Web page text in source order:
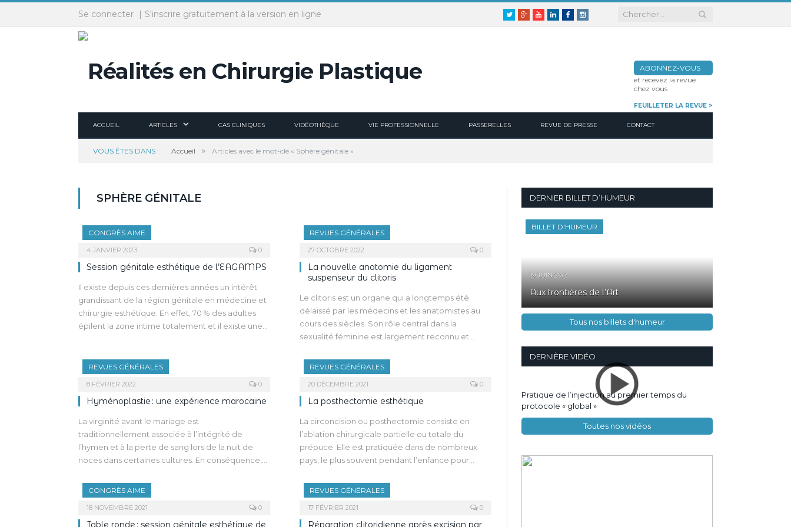
Panneau de gestion des cookies
TwitterGoogle+YoutubeLinkedinFacebookInstagram
Se connecter S'inscrire gratuitement à la version en ligne
ABONNEZ-VOUS
et recevez la revue
chez vous
FEUILLETER LA REVUE >
ACCUEIL ARTICLES CAS CLINIQUES VIDÉOTHÈQUE VIE PROFESSIONNELLE PASSERELLES REVUE DE PRESSE CONTACT
VOUS ÊTES DANS : Accueil » Articles avec le mot-clé « Sphère génitale »
SPHÈRE GÉNITALE
CONGRÈS AIME
4 JANVIER 2023 0
Session génitale esthétique de l’EAGAMPS
Il existe depuis ces dernières années un intérêt
grandissant de la région génitale en médecine et
chirurgie esthétique. En effet, 70 % des adultes
épilent la zone intime totalement et il existe une
avec une répercussion sur la demande de
certains influenceurs. Ce phénomène concerne
une femme sur trois, très jeune ou plus âgée, et
des hommes de plus en plus demandeurs.
REVUES GÉNÉRALES
27 OCTOBRE 2022 0
La nouvelle anatomie du ligament
suspenseur du clitoris
Le clitoris est un organe qui a longtemps été
délaissé par les médecins et les anatomistes au
cours des siècles. Son rôle central dans la
sexualité féminine est largement reconnu et
traitant spécifiquement du ligament suspenseur
du clitoris. Dans la plupart des livres d’anatomie et
des représentations anatomiques, la forme du
ligament suspenseur est fausse alors que c’est un
interventions chirurgicales.
Chez l’ensemble des sujets étudiés, le ligament
suspenseur comportait trois faisceaux distincts.
L’étude histologique a mis en évidence que ce
anatomiquement et histologiquement distinctes.
REVUES GÉNÉRALES
8 FÉVRIER 2022 0
Hyménoplastie : une expérience marocaine
La virginité avant le mariage est
traditionnellement associée à l’intégrité de
l’hymen et à la perte de sang lors de la nuit de
noces dans certaines cultures. En conséquence,
morale.
L’hyménoplastie est une procédure qui tente de
réparer l’hymen de façon définitive,
l’hyménorraphie de façon provisoire. Dans notre
REVUES GÉNÉRALES
20 DÉCEMBRE 2021 0
La posthectomie esthétique
La circoncision ou posthectomie consiste en
l’ablation chirurgicale partielle ou totale du
prépuce. Elle est pratiquée dans de nombreux
pays, le plus souvent pendant l’enfance pour
religieuses et hygiéniques, car l’ablation du
prépuce permettrait d’éviter la stagnation de
sécrétions et de bactéries au niveau du sillon
balano-préputial, diminuant ainsi
CONGRÈS AIME
18 NOVEMBRE 2021 0
Table ronde : session génitale esthétique de
REVUES GÉNÉRALES
17 FÉVRIER 2021 0
Réparation clitoridienne après excision par
DERNIER BILLET D’HUMEUR
BILLET D'HUMEUR
19 JUIN 2017
Aux frontières de l’Art
Tous nos billets d'humeur
DERNIÈRE VIDÉO
Pratique de l’injection au premier temps du
protocole « global »
Toutes nos vidéos